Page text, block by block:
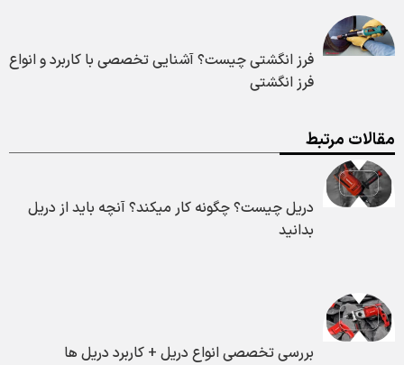
فرز انگشتی چیست؟ آشنایی تخصصی با کاربرد و انواع
فرز انگشتی
مقالات مرتبط
دریل چیست؟ چگونه کار میکند؟ آنچه باید از دریل
بدانید
بررسی تخصصی انواع دریل + کاربرد دریل ها